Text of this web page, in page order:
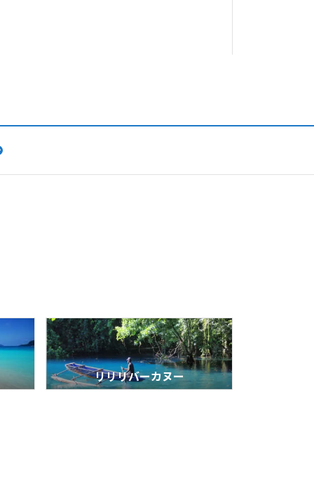
リリリバーカヌー